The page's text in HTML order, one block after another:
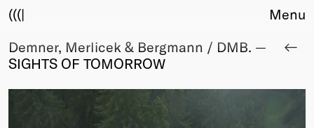
(((|
About
Club
Menu
Demner, Merlicek & Bergmann / DMB. —
SIGHTS OF TOMORROW